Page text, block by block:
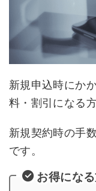
新規申込時にか
料・割引になる
新規契約時の手
です。
お得にな